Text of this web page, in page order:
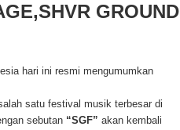
GROUND
hari ini resmi mengumumkan
satu festival musik terbesar di
sebutan “SGF” akan kembali